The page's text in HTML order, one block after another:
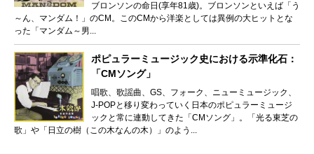
ブロンソンの命日(享年81歳)。ブロンソンといえば「う
～ん、マンダム！」のCM。このCMから洋楽としては異例の大ヒットとな
った「マンダム～男...
ポピュラーミュージック史における示準化石：
「CMソング」
唱歌、歌謡曲、GS、フォーク、ニューミュージック、
J-POPと移り変わっていく日本のポピュラーミュージ
ックと常に連動してきた「CMソング」。「光る東芝の
歌」や「日立の樹（この木なんの木）」のよう...